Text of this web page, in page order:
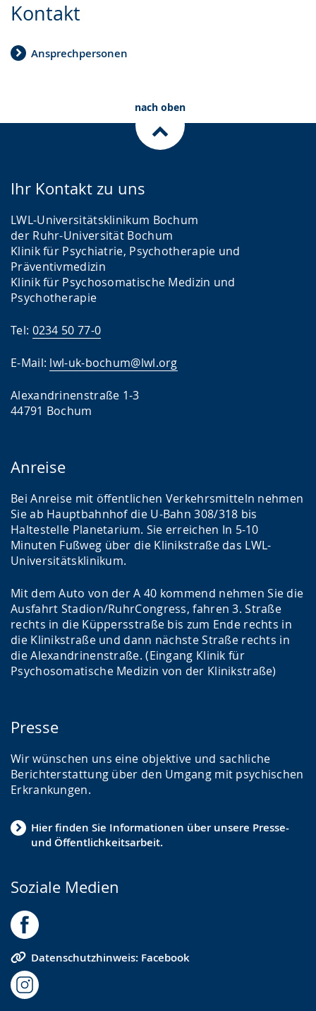
Kontakt
Ansprechpersonen
Leichten
wechseln.
Audio-
Video
Deutscher
angezeigt.
nach oben
Ihr Kontakt zu uns
LWL-Universitätsklinikum Bochum
der Ruhr-Universität Bochum
Klinik für Psychiatrie, Psychotherapie und
Präventivmedizin
Klinik für Psychosomatische Medizin und
Psychotherapie
Tel: 0234 50 77-0
E-Mail: lwl-uk-bochum@lwl.org
Alexandrinenstraße 1-3
44791 Bochum
Anreise
Bei Anreise mit öffentlichen Verkehrsmitteln nehmen
Sie ab Hauptbahnhof die U-Bahn 308/318 bis
Haltestelle Planetarium. Sie erreichen In 5-10
Minuten Fußweg über die Klinikstraße das LWL-
Universitätsklinikum.
Mit dem Auto von der A 40 kommend nehmen Sie die
Ausfahrt Stadion/RuhrCongress, fahren 3. Straße
rechts in die Küppersstraße bis zum Ende rechts in
die Klinikstraße und dann nächste Straße rechts in
die Alexandrinenstraße. (Eingang Klinik für
Psychosomatische Medizin von der Klinikstraße)
Presse
Wir wünschen uns eine objektive und sachliche
Berichterstattung über den Umgang mit psychischen
Erkrankungen.
Hier finden Sie Informationen über unsere Presse-
und Öffentlichkeitsarbeit.
Soziale Medien
Datenschutzhinweis: Facebook